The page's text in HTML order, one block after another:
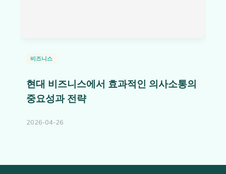
비즈니스
현대 비즈니스에서 효과적인 의사소통의
중요성과 전략
2026-04-26